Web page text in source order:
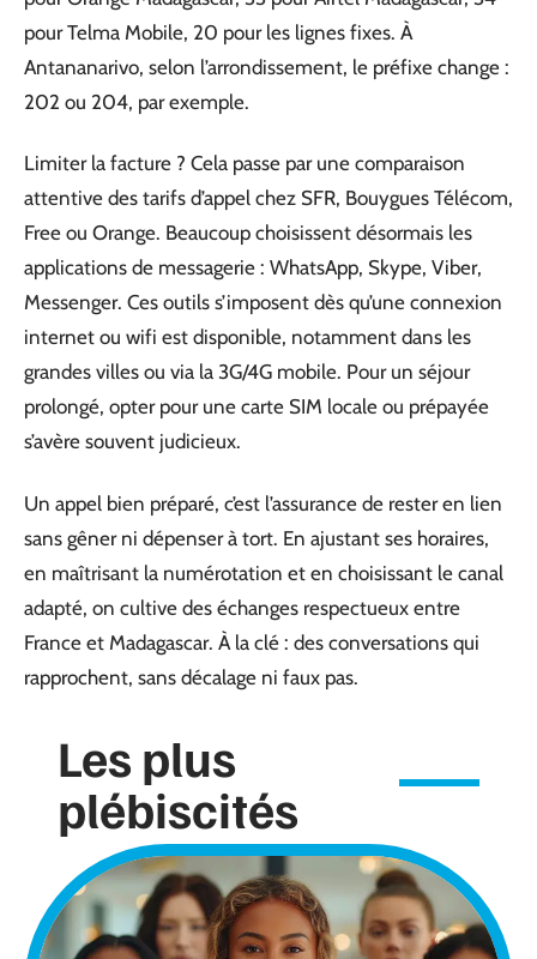
pour Telma Mobile, 20 pour les lignes fixes. À
Antananarivo, selon l’arrondissement, le préfixe change :
202 ou 204, par exemple.
Limiter la facture ? Cela passe par une comparaison
attentive des tarifs d’appel chez SFR, Bouygues Télécom,
Free ou Orange. Beaucoup choisissent désormais les
applications de messagerie : WhatsApp, Skype, Viber,
Messenger. Ces outils s’imposent dès qu’une connexion
internet ou wifi est disponible, notamment dans les
grandes villes ou via la 3G/4G mobile. Pour un séjour
prolongé, opter pour une carte SIM locale ou prépayée
s’avère souvent judicieux.
Un appel bien préparé, c’est l’assurance de rester en lien
sans gêner ni dépenser à tort. En ajustant ses horaires,
en maîtrisant la numérotation et en choisissant le canal
adapté, on cultive des échanges respectueux entre
France et Madagascar. À la clé : des conversations qui
rapprochent, sans décalage ni faux pas.
Les plus
plébiscités